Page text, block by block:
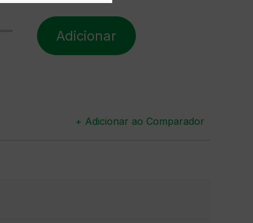
Adicionar
+ Adicionar ao Comparador